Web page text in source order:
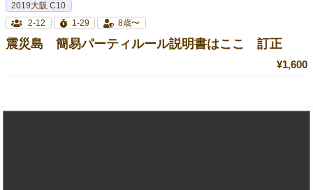
2019大阪 C10
2-12
1-29 8歳〜
震災島 簡易パーティルール説明書はここ 訂正
¥1,600